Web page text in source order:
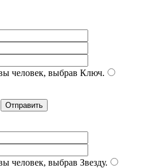
человек, выбрав Ключ.
человек, выбрав Звезду.